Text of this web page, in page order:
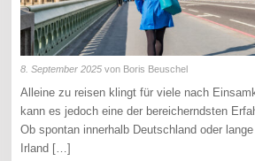
8. September 2025 von Boris Beuschel
Alleine zu reisen klingt für viele nach
kann es jedoch eine der bereicherndsten
Ob spontan innerhalb Deutschland oder
Irland […]